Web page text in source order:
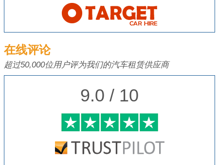
在线评论
超过50,000位用户评为我们的汽车租赁供应商
9.0 / 10